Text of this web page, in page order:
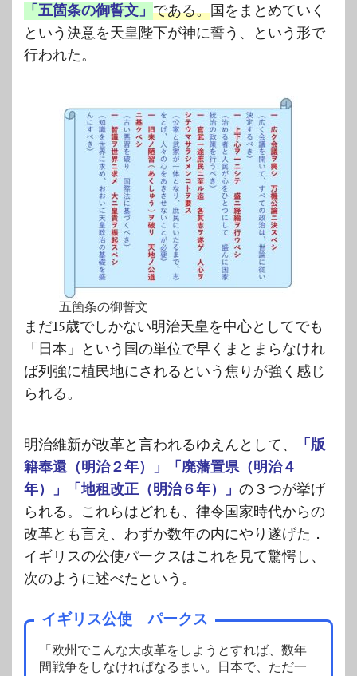
「五箇条の御誓文」 である。国をまとめていく
という決意を天皇陛下が神に誓う、という形で
行われた。
五箇条の御誓文
まだ15歳でしかない明治天皇を中心としてでも
「日本」という国の単位で早くまとまらなけれ
ば列強に植民地にされるという焦りが強く感じ
られる。
明治維新が改革と言われるゆえんとして、
「版
籍奉還（明治２年）」「廃藩置県（明治４
年）」「地租改正（明治６年）」 の３つが挙げ
られる。これらはどれも、律令国家時代からの
改革とも言え、わずか数年の内にやり遂げた．
イギリスの公使パークスはこれを見て驚愕し、
次のように述べたという。
イギリス公使 パークス
「欧州でこんな大改革をしようとすれば、数年
間戦争をしなければなるまい。日本で、ただ一